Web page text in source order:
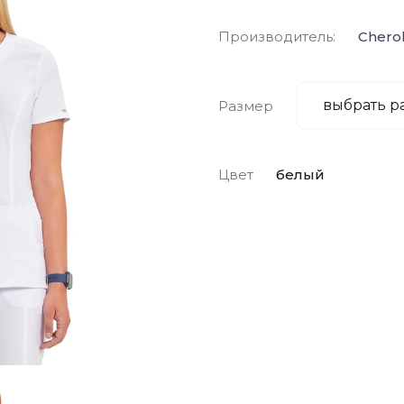
Производитель:
Размер
Цвет белый